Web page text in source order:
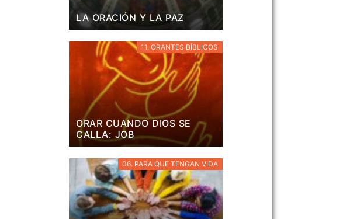
LA ORACIÓN Y LA PAZ
11. ORANTES BÍBLICOS
ORAR CUANDO DIOS SE
CALLA: JOB
06. PARA QUE TENGAN VIDA